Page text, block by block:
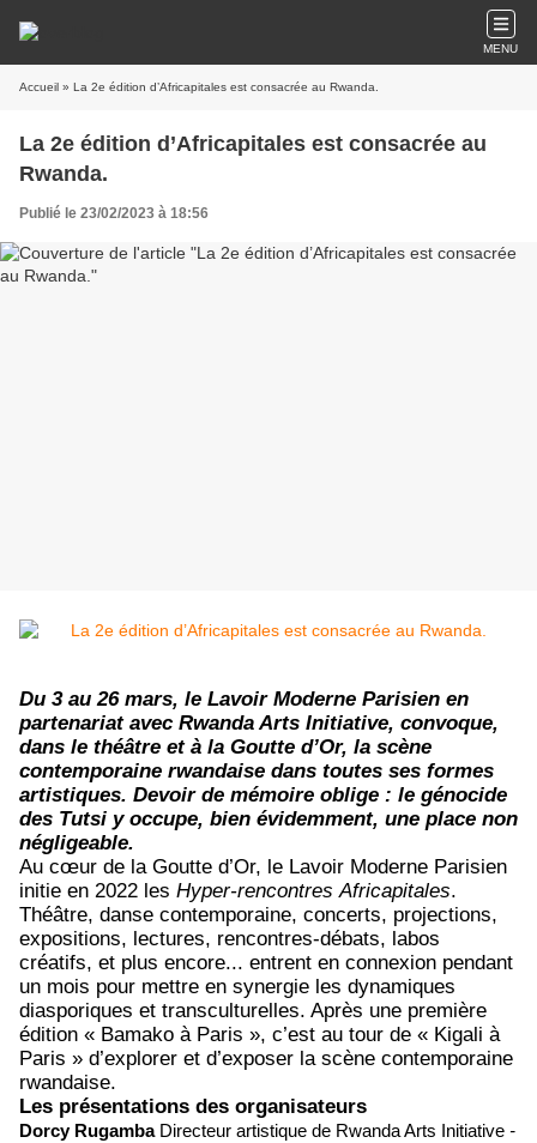
MENU
Accueil » La 2e édition d’Africapitales est consacrée au Rwanda.
La 2e édition d’Africapitales est consacrée au
Rwanda.
Publié le 23/02/2023 à 18:56
Du 3 au 26 mars, le Lavoir Moderne Parisien en
partenariat avec Rwanda Arts Initiative, convoque,
dans le théâtre et à la Goutte d’Or, la scène
contemporaine rwandaise dans toutes ses formes
artistiques. Devoir de mémoire oblige : le génocide
des Tutsi y occupe, bien évidemment, une place non
négligeable.
Au cœur de la Goutte d’Or, le Lavoir Moderne Parisien
initie en 2022 les Hyper-rencontres Africapitales.
Théâtre, danse contemporaine, concerts, projections,
expositions, lectures, rencontres-débats, labos
créatifs, et plus encore... entrent en connexion pendant
un mois pour mettre en synergie les dynamiques
diasporiques et transculturelles. Après une première
édition « Bamako à Paris », c’est au tour de « Kigali à
Paris » d’explorer et d’exposer la scène contemporaine
rwandaise.
Les présentations des organisateurs
Dorcy RugambaDirecteur artistique de Rwanda Arts Initiative -